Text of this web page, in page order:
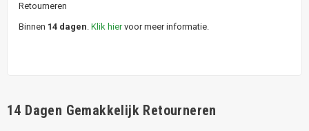
Retourneren
Binnen 14 dagen. Klik hiervoor meer informatie.
14 Dagen Gemakkelijk Retourneren